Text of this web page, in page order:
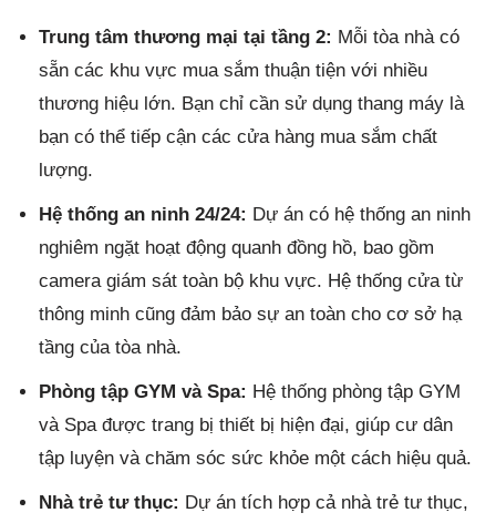
Trung tâm thương mại tại tầng 2: Mỗi tòa nhà có
sẵn các khu vực mua sắm thuận tiện với nhiều
thương hiệu lớn. Bạn chỉ cần sử dụng thang máy là
bạn có thể tiếp cận các cửa hàng mua sắm chất
lượng.
Hệ thống an ninh 24/24: Dự án có hệ thống an ninh
nghiêm ngặt hoạt động quanh đồng hồ, bao gồm
camera giám sát toàn bộ khu vực. Hệ thống cửa từ
thông minh cũng đảm bảo sự an toàn cho cơ sở hạ
tầng của tòa nhà.
Phòng tập GYM và Spa: Hệ thống phòng tập GYM
và Spa được trang bị thiết bị hiện đại, giúp cư dân
tập luyện và chăm sóc sức khỏe một cách hiệu quả.
Nhà trẻ tư thục: Dự án tích hợp cả nhà trẻ tư thục,